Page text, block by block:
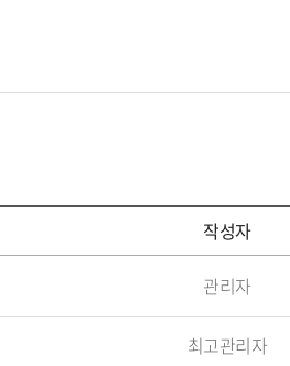
작성자
관리자
최고관리자